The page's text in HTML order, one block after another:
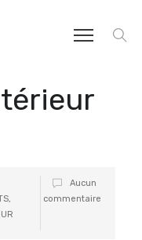
,
Aucun
commentaire